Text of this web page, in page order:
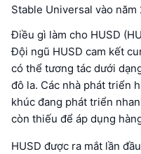
Stable Universal vào năm
Điều gì làm cho HUSD
Đội ngũ HUSD cam kết
có thể tương tác dưới
đô la. Các nhà phát triển
khúc đang phát triển
còn thiếu để áp dụng
HUSD được ra mắt lần